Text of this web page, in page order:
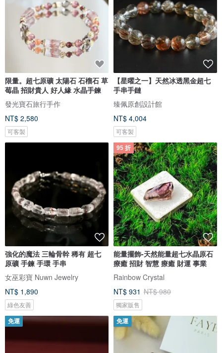
限量。超七原礦 太陽石 石榴石 草
莓晶 招財貴人 好人緣 水晶手鍊
發光寶石旅行手作
NT$ 2,580
可客製
【星曜之一】天然冰透黑金超七
手串手鏈
臻佩原創設計館
NT$ 4,004
可客製
強化的魔法 三輪骨幹 稀有 超七
原礦 手鍊 手環 手串
女巫彩寶 Nuwn Jewelry
NT$ 1,890
綠色友善
95 折
能量擺飾-天然能量超七水晶原石
療癒 招財 智慧 療癒 財運 事業
Rainbow Crystal
NT$ 931 NT$ 980
獨家販售
免運 免運